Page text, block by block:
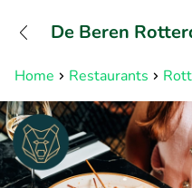
Home Restaurants
De Beren